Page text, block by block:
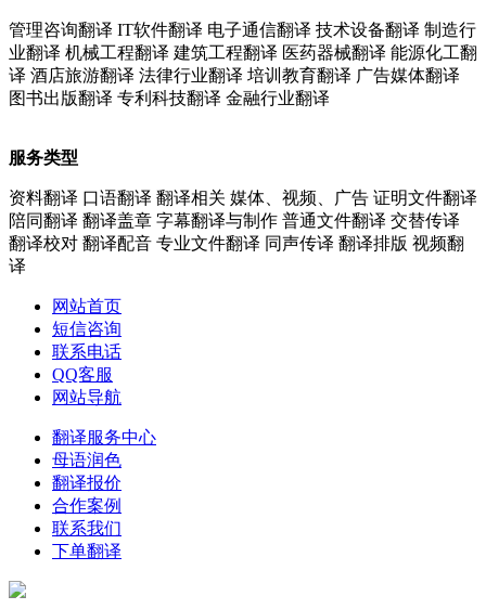
管理咨询翻译 IT软件翻译 电子通信翻译 技术设备翻译 制造行
业翻译 机械工程翻译 建筑工程翻译 医药器械翻译 能源化工翻
译 酒店旅游翻译 法律行业翻译 培训教育翻译 广告媒体翻译
图书出版翻译 专利科技翻译 金融行业翻译
服务类型
资料翻译 口语翻译 翻译相关 媒体、视频、广告 证明文件翻译
陪同翻译 翻译盖章 字幕翻译与制作 普通文件翻译 交替传译
翻译校对 翻译配音 专业文件翻译 同声传译 翻译排版 视频翻
译
网站首页
短信咨询
联系电话
QQ客服
网站导航
翻译服务中心
母语润色
翻译报价
合作案例
联系我们
下单翻译